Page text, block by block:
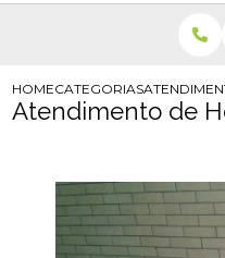
HOMECATEGORIAS
Atendimento de